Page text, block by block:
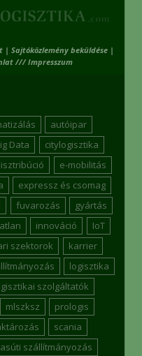
| Sajtóközlemény beküldése |
/// Impresszum
autóipar
Data
citylogisztika
e-mobilitás
expressz és csomag
fuvarozás
gyártás
innováció
IoT
szektorok
karrier
logisztika
szolgáltatók
mlszksz
prologis
scania
szállítmányozás